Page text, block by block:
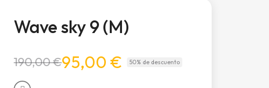
Wave sky 9 (M)
190,00 €95,00 € 50% de descuento